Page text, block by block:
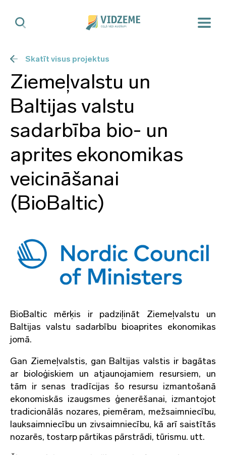
Skatīt visus projektus
Ziemeļvalstu un
Baltijas valstu
sadarbība bio- un
aprites ekonomikas
veicināšanai
(BioBaltic)
BioBaltic mērķis ir padziļināt Ziemeļvalstu un
Baltijas valstu sadarbību bioaprites ekonomikas
jomā.
Gan Ziemeļvalstis, gan Baltijas valstis ir bagātas
ar bioloģiskiem un atjaunojamiem resursiem, un
tām ir senas tradīcijas šo resursu izmantošanā
ekonomiskās izaugsmes ģenerēšanai, izmantojot
tradicionālās nozares, piemēram, mežsaimniecību,
lauksaimniecību un zivsaimniecību, kā arī saistītās
nozarēs, tostarp pārtikas pārstrādi, tūrismu. utt.